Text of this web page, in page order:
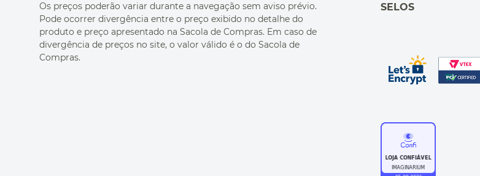
Os preços poderão variar durante a navegação sem aviso prévio.
Pode ocorrer divergência entre o preço exibido no detalhe do
produto e preço apresentado na Sacola de Compras. Em caso de
divergência de preços no site, o valor válido é o do Sacola de
Compras.
SELOS